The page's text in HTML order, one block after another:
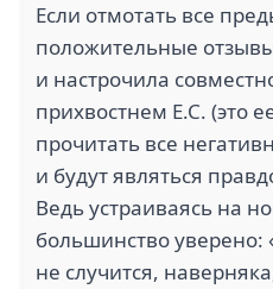
Если отмотать все
положительные
и настрочила
прихвостнем Е.С. (это
прочитать все
и будут являться
Ведь устраиваясь на
большинство уверено:
не случится,